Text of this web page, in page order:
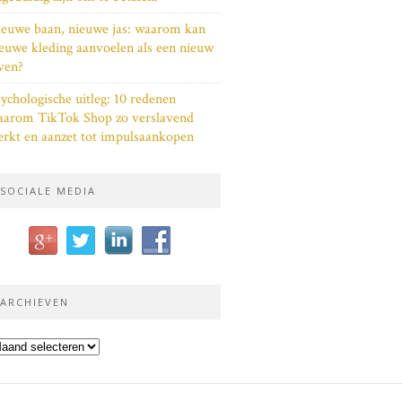
baan, nieuwe jas: waarom kan
kleding aanvoelen als een nieuw
uitleg: 10 redenen
TikTok Shop zo verslavend
en aanzet tot impulsaankopen
SOCIALE MEDIA
ARCHIEVEN